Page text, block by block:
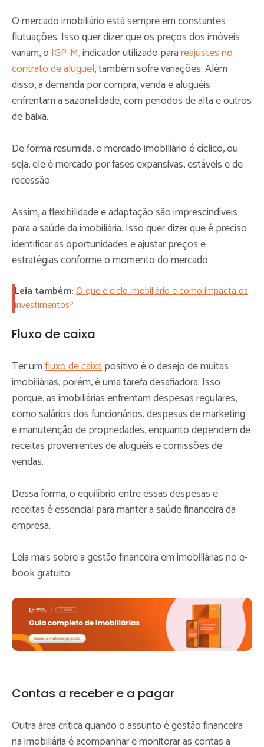
O mercado imobiliário está sempre em constantes
flutuações. Isso quer dizer que os preços dos imóveis
variam, oIGP-M, indicador utilizado parareajustes no
contrato de aluguel, também sofre variações. Além
disso, a demanda por compra, venda e aluguéis
enfrentam a sazonalidade, com períodos de alta e outros
de baixa.
De forma resumida, o mercado imobiliário é cíclico, ou
seja, ele é mercado por fases expansivas, estáveis e de
recessão.
Assim, a flexibilidade e adaptação são imprescindíveis
para a saúde da imobiliária. Isso quer dizer que é preciso
identificar as oportunidades e ajustar preços e
estratégias conforme o momento do mercado.
Leia também:O que é ciclo imobiliário e como impacta os
investimentos?
Fluxo de caixa
Ter umfluxo de caixapositivo é o desejo de muitas
imobiliárias, porém, é uma tarefa desafiadora. Isso
porque, as imobiliárias enfrentam despesas regulares,
como salários dos funcionários, despesas de marketing
e manutenção de propriedades, enquanto dependem de
receitas provenientes de aluguéis e comissões de
vendas.
Dessa forma, o equilíbrio entre essas despesas e
receitas é essencial para manter a saúde financeira da
empresa.
Leia mais sobre a gestão financeira em imobiliárias no e-
book gratuito:
Contas a receber e a pagar
Outra área crítica quando o assunto é gestão financeira
na imobiliária é acompanhar e monitorar as contas a